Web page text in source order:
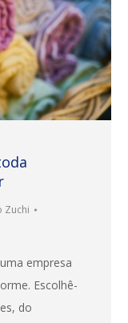
Zuchi
empresa
Escolhê-
do